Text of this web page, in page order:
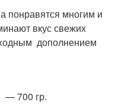
понравятся многим и
вкус свежих
дополнением
— 700 гр.